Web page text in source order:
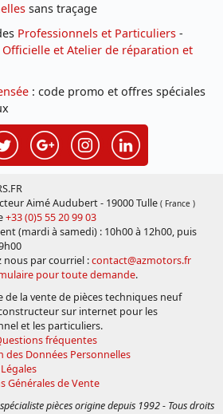
sans traçage
Professionnels et Particuliers -
Officielle et Atelier de réparation et
: code promo et offres spéciales
Aimé Audubert - 19000 Tulle ( France )
+33 (0)5 55 20 99 03
(mardi à samedi) : 10h00 à 12h00, puis
nous par courriel :contact@azmotors.fr
pour toute demande.
de la vente de pièces techniques neuf
sur internet pour les
et les particuliers.
fréquentes
des Données Personnelles
Générales de Vente
pièces origine depuis 1992 - Tous droits